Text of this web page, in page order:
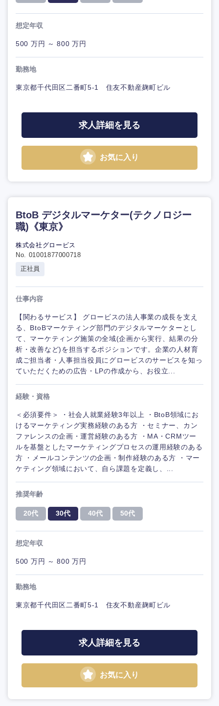
想定年収
500 万円 ～ 800 万円
勤務地
東京都千代田区二番町5-1 住友不動産麹町ビル
求人詳細を見る
お気に入り
BtoB デジタルマーケター(テクノロジー
職)《東京》
株式会社グロービス
No. 01001877000718
正社員
仕事内容
【関わるサービス】 グロービスの法人事業の成長を支え
る、BtoBマーケティング部門のデジタルマーケターとし
て、マーケティング施策の全域(企画から実行、結果の分
析・改善など)を担当するポジションです。企業の人材育
成ご担当者・人事担当役員にグロービスのサービスを知っ
ていただくための広告・LPの作成から、お役立...
経験・資格
＜必須要件＞ ・社会人就業経験3年以上 ・BtoB領域にお
けるマーケティング実務経験のある方 ・セミナー、カン
ファレンスの企画・運営経験のある方 ・MA・CRMツー
ルを基盤としたマーケティングプロセスの運用経験のある
方 ・メールコンテンツの企画・制作経験のある方 ・マー
ケティング領域において、自ら課題を定義し、...
推奨年齢
20代 30代 40代 50代
想定年収
500 万円 ～ 800 万円
勤務地
東京都千代田区二番町5-1 住友不動産麹町ビル
求人詳細を見る
お気に入り